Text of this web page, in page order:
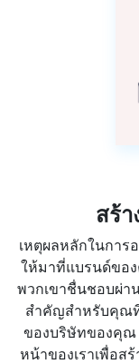
สร้
เหตุผลหลักในการ
ให้มาที่แบรนด์ขอ
พวกเขาชื่นชอบผ่า
สำคัญสำหรับคุณที่
ของบริษัทของคุณ
หน้าของเราเพื่อ